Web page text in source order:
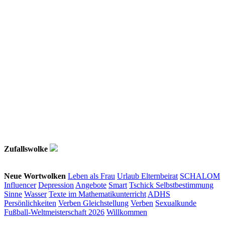
Zufallswolke
Neue Wortwolken Leben als Frau Urlaub Elternbeirat SCHALOM
Influencer Depression Angebote Smart Tschick Selbstbestimmung
Sinne Wasser Texte im Mathematikunterricht ADHS
Persönlichkeiten Verben Gleichstellung Verben Sexualkunde
Fußball-Weltmeisterschaft 2026 Willkommen